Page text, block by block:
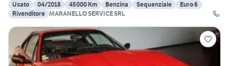
Usato
04/2018 45000 Km Benzina Sequenziale
Euro 6
Rivenditore MARANELLO SERVICE SRL